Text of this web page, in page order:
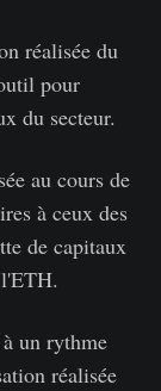
réalisée du
pour
du secteur.
au cours de
à ceux des
de capitaux
un rythme
réalisée